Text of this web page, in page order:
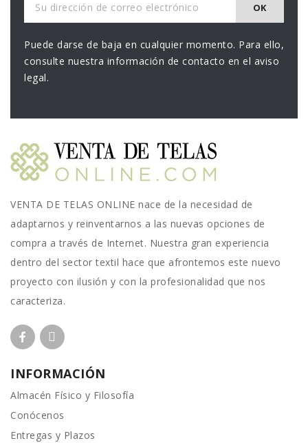
Puede darse de baja en cualquier momento. Para ello,
consulte nuestra información de contacto en el aviso
legal.
VENTA DE TELAS ONLINE nace de la necesidad de
adaptarnos y reinventarnos a las nuevas opciones de
compra a través de Internet. Nuestra gran experiencia
dentro del sector textil hace que afrontemos este nuevo
proyecto con ilusión y con la profesionalidad que nos
caracteriza.
INFORMACIÓN
Almacén Físico y Filosofía
Conócenos
Entregas y Plazos